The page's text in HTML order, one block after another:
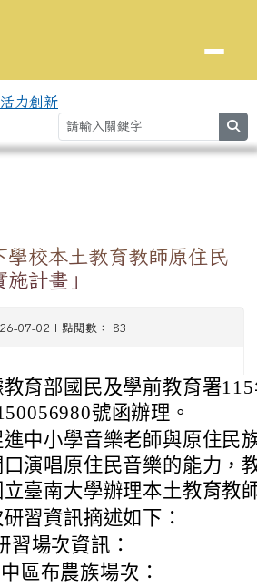
學校本土教育教師原住民
計畫」
07-02 | 點閱數： 83
育部國民及學前教育署
號函辦理。
中小學音樂老師與原住民
口演唱原住民音樂的能力，
臺南大學辦理本土教育教
習資訊摘述如下：
習場次資訊：
中區布農族場次：